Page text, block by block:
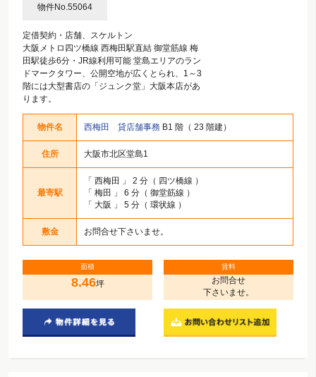
物件No.55064
定借契約・店舗、スケルトン
大阪メトロ四ツ橋線 西梅田駅直結 御堂筋線 梅
田駅徒歩6分・JR線利用可能 堂島エリアのラン
ドマークタワー、公開空地が広くとられ、1～3
階には大型書店の「ジュンク堂」大阪本店があ
ります。
物件名 西梅田 貸店舗事務 B1 階（ 23 階建）
住所 大阪市北区堂島1
最寄駅
「 西梅田
」 2 分（ 四ツ橋線 ）
「 梅田
」 6 分（ 御堂筋線 ）
「 大阪 」 5 分（ 環状線 ）
敷金 お問合せ下さいませ。
面積
8.46坪
賃料
お問合せ
下さいませ。